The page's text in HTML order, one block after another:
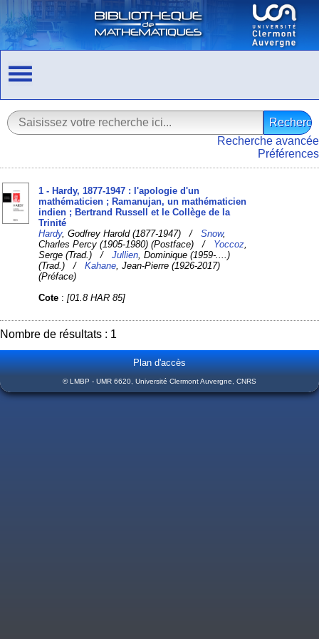
Recherche avancée
Préférences
1 - Hardy, 1877-1947 : l'apologie d'un
mathématicien ; Ramanujan, un mathématicien
indien ; Bertrand Russell et le Collège de la
Trinité
Hardy, Godfrey Harold (1877-1947) /Snow,
Charles Percy (1905-1980) (Postface) / Yoccoz
Serge (Trad.) /Jullien , Dominique (1959-....)
(Trad.) /Kahane , Jean-Pierre (1926-2017)
(Préface)
Cote :[01.8 HAR 85]
Nombre de résultats : 1
Plan d'accès
© LMBP - UMR 6620, Université Clermont Auvergne, CNRS